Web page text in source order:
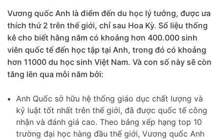
Vương quốc Anh là điểm đến du học lý tưởng, được ưa
thích thứ 2 trên thế giới, chỉ sau Hoa Kỳ. Số liệu thống
kê cho biết hằng năm có khoảng hơn 400.000 sinh
viên quốc tế đến học tập tại Anh, trong đó có khoảng
hơn 11000 du học sinh Việt Nam. Và con số này sẽ còn
tăng lên qua mỗi năm bởi:
Anh Quốc sở hữu hệ thống giáo dục chất lượng và
kỷ luật tốt nhất trên thế giới, đã được quốc tế công
nhận và đánh giá cao. Theo bảng xếp hạng top 10
trường đại học hàng đầu thế giới, Vương quốc Anh